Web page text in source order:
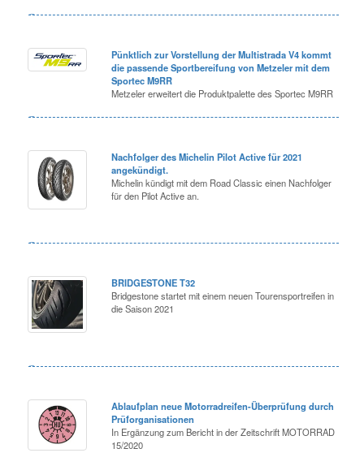
Pünktlich zur Vorstellung der Multistrada V4 kommt
die passende Sportbereifung von Metzeler mit dem
Sportec M9RR
Metzeler erweitert die Produktpalette des Sportec M9RR
Nachfolger des Michelin Pilot Active für 2021
angekündigt.
Michelin kündigt mit dem Road Classic einen Nachfolger
für den Pilot Active an.
BRIDGESTONE T32
Bridgestone startet mit einem neuen Tourensportreifen in
die Saison 2021
Ablaufplan neue Motorradreifen-Überprüfung durch
Prüforganisationen
In Ergänzung zum Bericht in der Zeitschrift MOTORRAD
15/2020